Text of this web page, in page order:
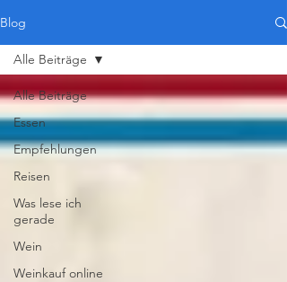
Blog
Alle Beiträge
Essen
Empfehlungen
Reisen
Was lese ich
gerade
Wein
Weinkauf online
Alle Beiträge